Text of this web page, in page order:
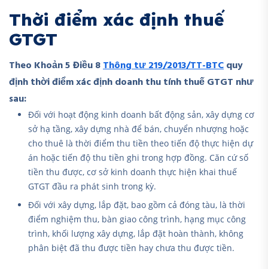
Thời điểm xác định thuế
GTGT
Theo Khoản 5 Điều 8Thông tư 219/2013/TT-BTCquy
định thời điểm xác định doanh thu tính thuế GTGT như
sau:
Đối với hoạt động kinh doanh bất động sản, xây dựng cơ
sở hạ tầng, xây dựng nhà để bán, chuyển nhượng hoặc
cho thuê là thời điểm thu tiền theo tiến độ thực hiện dự
án hoặc tiến độ thu tiền ghi trong hợp đồng. Căn cứ số
tiền thu được, cơ sở kinh doanh thực hiện khai thuế
GTGT đầu ra phát sinh trong kỳ.
Đối với xây dựng, lắp đặt, bao gồm cả đóng tàu, là thời
điểm nghiệm thu, bàn giao công trình, hạng mục công
trình, khối lượng xây dựng, lắp đặt hoàn thành, không
phân biệt đã thu được tiền hay chưa thu được tiền.